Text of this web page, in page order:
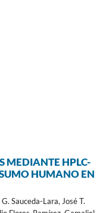
MEDIANTE HPLC-
HUMANO EN
Sauceda-Lara, José T.